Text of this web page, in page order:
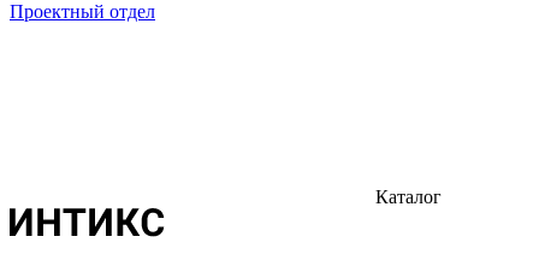
Проектный отдел
Каталог